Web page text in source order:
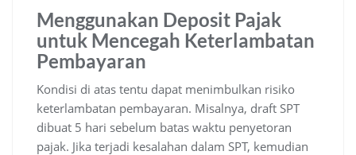
Menggunakan Deposit Pajak
untuk Mencegah Keterlambatan
Pembayaran
Kondisi di atas tentu dapat menimbulkan risiko
keterlambatan pembayaran. Misalnya, draft SPT
dibuat 5 hari sebelum batas waktu penyetoran
pajak. Jika terjadi kesalahan dalam SPT, kemudian